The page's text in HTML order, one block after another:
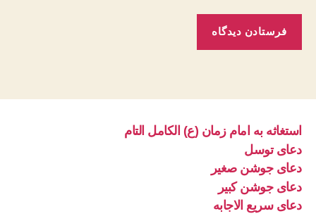
استغاثه به امام زمان (ع) الکامل التام
دعای توسل
دعای جوشن صغیر
دعای جوشن کبیر
دعای سریع الاجابه